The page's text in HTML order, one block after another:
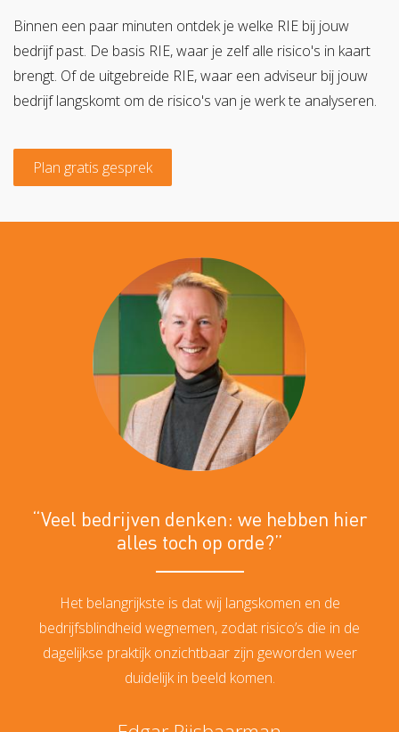
Binnen een paar minuten ontdek je welke RIE bij jouw
bedrijf past. De basis RIE, waar je zelf alle risico's in kaart
brengt. Of de uitgebreide RIE, waar een adviseur bij jouw
bedrijf langskomt om de risico's van je werk te analyseren.
Plan gratis gesprek
“Veel bedrijven denken: we hebben hier
alles toch op orde?”
Het belangrijkste is dat wij langskomen en de
bedrijfsblindheid wegnemen, zodat risico’s die in de
dagelijkse praktijk onzichtbaar zijn geworden weer
duidelijk in beeld komen.